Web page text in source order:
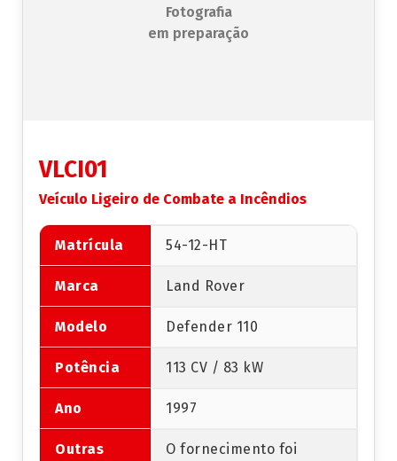
Fotografia
em preparação
VLCI01
Veículo Ligeiro de Combate a Incêndios
Matrícula 54-12-HT
Marca Land Rover
Modelo Defender 110
Potência 113 CV / 83 kW
Ano 1997
Outras
O fornecimento foi